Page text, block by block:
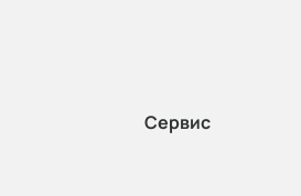
Сервис